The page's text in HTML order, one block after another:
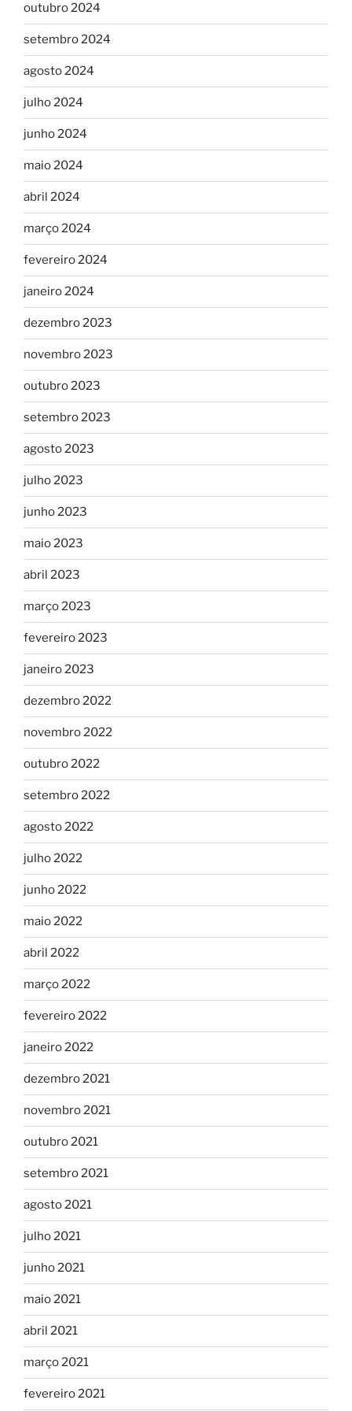
outubro 2024
setembro 2024
agosto 2024
julho 2024
junho 2024
maio 2024
abril 2024
março 2024
fevereiro 2024
janeiro 2024
dezembro 2023
novembro 2023
outubro 2023
setembro 2023
agosto 2023
julho 2023
junho 2023
maio 2023
abril 2023
março 2023
fevereiro 2023
janeiro 2023
dezembro 2022
novembro 2022
outubro 2022
setembro 2022
agosto 2022
julho 2022
junho 2022
maio 2022
abril 2022
março 2022
fevereiro 2022
janeiro 2022
dezembro 2021
novembro 2021
outubro 2021
setembro 2021
agosto 2021
julho 2021
junho 2021
maio 2021
abril 2021
março 2021
fevereiro 2021